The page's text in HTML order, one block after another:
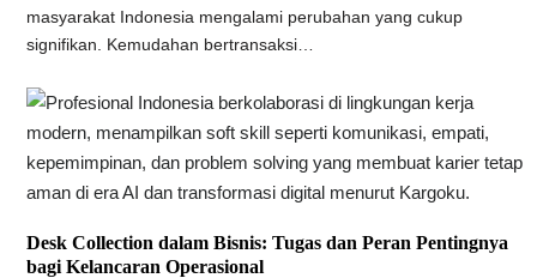
masyarakat Indonesia mengalami perubahan yang cukup
signifikan. Kemudahan bertransaksi…
Desk Collection dalam Bisnis: Tugas dan Peran Pentingnya
bagi Kelancaran Operasional